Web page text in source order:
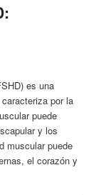
es una
por la
puede
y los
muscular puede
el corazón y